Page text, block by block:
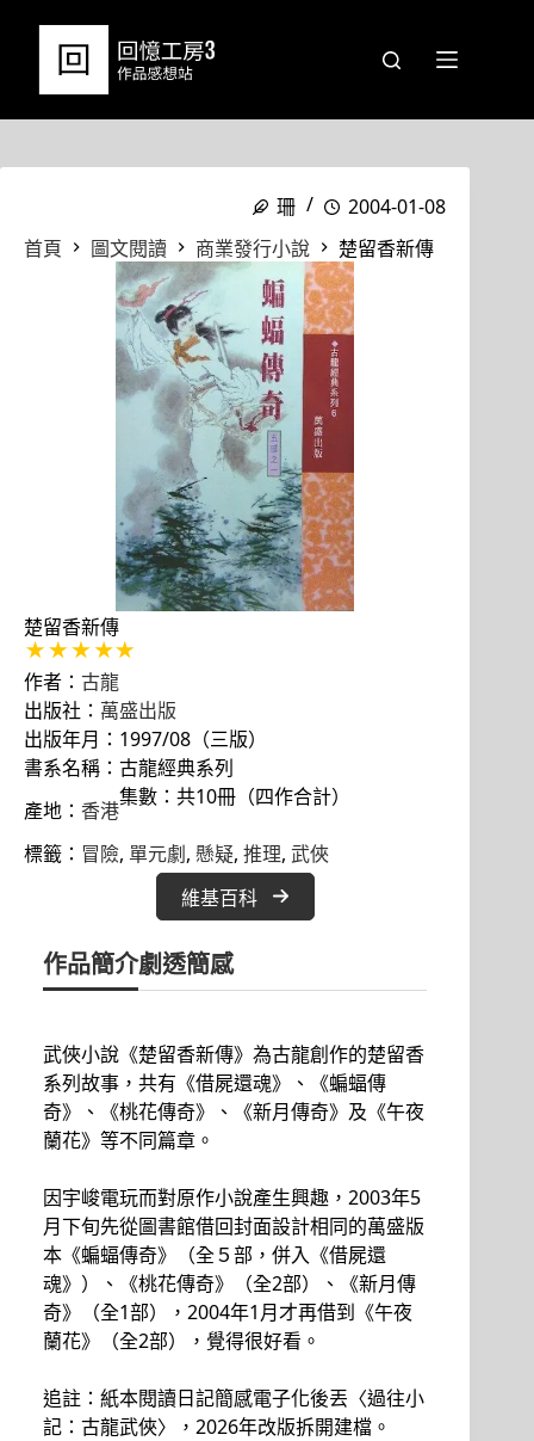
珊
2004-01-08
首頁
圖文閱讀 商業發行小說 楚留香新傳
楚留香新傳
作者： 古龍
出版社： 萬盛出版
出版年月：1997/08（三版）
書系名稱：古龍經典系列
產地： 香港
集數：共10冊（四作合計）
標籤： 冒險, 單元劇, 懸疑, 推理, 武俠
維基百科
作品簡介劇透簡感
武俠小說《楚留香新傳》為古龍創作的楚留香
系列故事，共有《借屍還魂》、《蝙蝠傳
奇》、《桃花傳奇》、《新月傳奇》及《午夜
蘭花》等不同篇章。
因宇峻電玩而對原作小說產生興趣，2003年5
月下旬先從圖書館借回封面設計相同的萬盛版
本《蝙蝠傳奇》（全５部，併入《借屍還
魂》）、《桃花傳奇》（全2部）、《新月傳
奇》（全1部），2004年1月才再借到《午夜
蘭花》（全2部），覺得很好看。
追註：紙本閱讀日記簡感電子化後丟〈過往小
記：古龍武俠〉，2026年改版拆開建檔。